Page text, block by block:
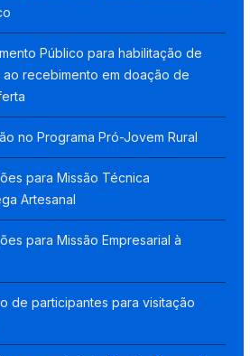
Público para habilitação de
recebimento em doação de
no Programa Pró-Jovem Rural
para Missão Técnica
Artesanal
para Missão Empresarial à
de participantes para visitação